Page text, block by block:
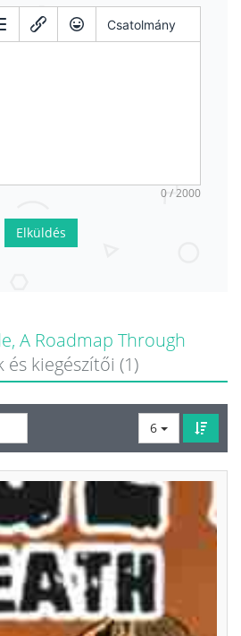
Csatolmány
0 / 2000
Elküldés
A Roadmap Through
kiegészítői (1)
6